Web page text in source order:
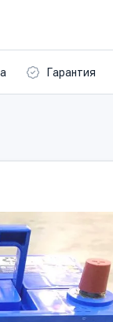
Гарантия